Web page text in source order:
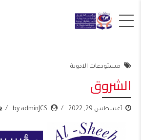
مستودعات الادوية
الشروق
أغسطس 29, 2022 by adminJCS